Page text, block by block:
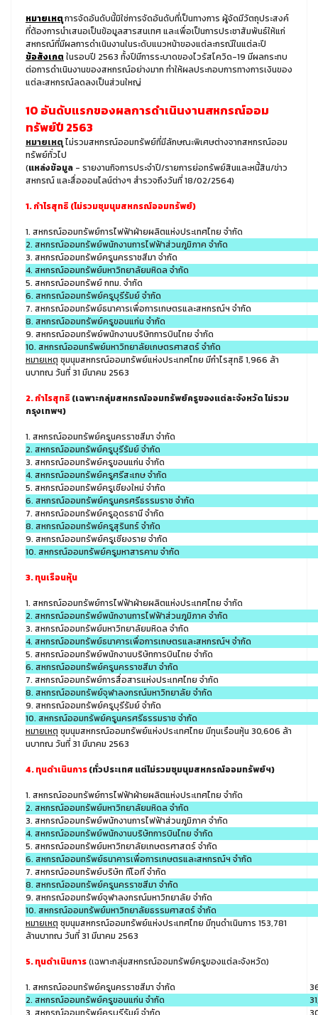
หมายเหตุการจัดอันดับนี้มิใช่การจัดอันดับที่เป็นทางการ ผู้จัดมีวัตถุประสงค์
ที่ต้องการนำเสนอเป็นข้อมูลสารสนเทศ และเพื่อเป็นการประชาสัมพันธ์ให้แก่
สหกรณ์ที่มีผลการดำเนินงานในระดับแนวหน้าของแต่ละกรณีในแต่ละปี
ข้อสังเกต ในรอบปี 2563 ทั้งปีมีการระบาดของไวรัสโควิด-19 มีผลกระทบ
ต่อการดำเนินงานของสหกรณ์อย่างมาก ทำให้ผลประกอบการทางการเงินของ
แต่ละสหกรณ์ลดลงเป็นส่วนใหญ่
10 อันดับแรกของผลการดำเนินงานสหกรณ์ออม
ทรัพย์ปี 2563
หมายเหตุไม่รวมสหกรณ์ออมทรัพย์ที่มีลักษณะพิเศษต่างจากสหกรณ์ออม
ทรัพย์ทั่วไป
(แหล่งข้อมูล - รายงานกิจการประจำปี/รายการย่อทรัพย์สินและหนี้สิน/ข่าว
สหกรณ์ และสื่อออนไลน์ต่างๆ สำรวจถึงวันที่ 18/02/2564)
1. กำไรสุทธิ (ไม่รวมชุมนุมสหกรณ์ออมทรัพย์)
1. สหกรณ์ออมทรัพย์การไฟฟ้าฝ่ายผลิตแห่งประเทศไทย จำกัด
2. สหกรณ์ออมทรัพย์พนักงานการไฟฟ้าส่วนภูมิภาค จำกัด
3. สหกรณ์ออมทรัพย์ครูนครราชสีมา จำกัด
4. สหกรณ์ออมทรัพย์มหาวิทยาลัยมหิดล จำกัด
5. สหกรณ์ออมทรัพย์ กทม. จำกัด
6. สหกรณ์ออมทรัพย์ครูบุรีรัมย์ จำกัด
7. สหกรณ์ออมทรัพย์ธนาคารเพื่อการเกษตรและสหกรณ์ฯ จำกัด
8. สหกรณ์ออมทรัพย์ครูขอนแก่น จำกัด
9. สหกรณ์ออมทรัพย์พนักงานบริษัทการบินไทย จำกัด
10. สหกรณ์ออมทรัพย์มหาวิทยาลัยเกษตรศาสตร์ จำกัด
หมายเหตุ ชุมนุมสหกรณ์ออมทรัพย์แห่งประเทศไทย มีกำไรสุทธิ 1,966 ล้า
นบาทณ วันที่ 31 มีนาคม 2563
2. กำไรสุทธิ (เฉพาะกลุ่มสหกรณ์ออมทรัพย์ครูของแต่ละจังหวัด ไม่รวม
กรุงเทพฯ)
1. สหกรณ์ออมทรัพย์ครูนครราชสีมา จำกัด
2. สหกรณ์ออมทรัพย์ครูบุรีรัมย์ จำกัด
3. สหกรณ์ออมทรัพย์ครูขอนแก่น จำกัด
4. สหกรณ์ออมทรัพย์ครูศรีสะเกษ จำกัด
5. สหกรณ์ออมทรัพย์ครูเชียงใหม่ จำกัด
6. สหกรณ์ออมทรัพย์ครูนครศรีธรรมราช จำกัด
7. สหกรณ์ออมทรัพย์ครูอุดรธานี จำกัด
8. สหกรณ์ออมทรัพย์ครูสุรินทร์ จำกัด
9. สหกรณ์ออมทรัพย์ครูเชียงราย จำกัด
10. สหกรณ์ออมทรัพย์ครูมหาสารคาม จำกัด
3. ทุนเรือนหุ้น
1. สหกรณ์ออมทรัพย์การไฟฟ้าฝ่ายผลิตแห่งประเทศไทย จำกัด
2. สหกรณ์ออมทรัพย์พนักงานการไฟฟ้าส่วนภูมิภาค จำกัด
3. สหกรณ์ออมทรัพย์มหาวิทยาลัยมหิดล จำกัด
4. สหกรณ์ออมทรัพย์ธนาคารเพื่อการเกษตรและสหกรณ์ฯ จำกัด
5. สหกรณ์ออมทรัพย์พนักงานบริษัทการบินไทย จำกัด
6. สหกรณ์ออมทรัพย์ครูนครราชสีมา จำกัด
7. สหกรณ์ออมทรัพย์การสื่อสารแห่งประเทศไทย จำกัด
8. สหกรณ์ออมทรัพย์จุฬาลงกรณ์มหาวิทยาลัย จำกัด
9. สหกรณ์ออมทรัพย์ครูบุรีรัมย์ จำกัด
10. สหกรณ์ออมทรัพย์ครูนครศรีธรรมราช จำกัด
หมายเหตุ ชุมนุมสหกรณ์ออมทรัพย์แห่งประเทศไทย มีทุนเรือนหุ้น 30,606 ล้า
นบาทณ วันที่ 31 มีนาคม 2563
4. ทุนดำเนินการ(ทั่วประเทศ แต่ไม่รวมชุมนุมสหกรณ์ออมทรัพย์ฯ)
1. สหกรณ์ออมทรัพย์การไฟฟ้าฝ่ายผลิตแห่งประเทศไทย จำกัด
2. สหกรณ์ออมทรัพย์มหาวิทยาลัยมหิดล จำกัด
3. สหกรณ์ออมทรัพย์พนักงานการไฟฟ้าส่วนภูมิภาค จำกัด
4. สหกรณ์ออมทรัพย์พนักงานบริษัทการบินไทย จำกัด
5. สหกรณ์ออมทรัพย์มหาวิทยาลัยเกษตรศาสตร์ จำกัด
6. สหกรณ์ออมทรัพย์ธนาคารเพื่อการเกษตรและสหกรณ์ฯ จำกัด
7. สหกรณ์ออมทรัพย์บริษัท ทีโอที จำกัด
8. สหกรณ์ออมทรัพย์ครูนครราชสีมา จำกัด
9. สหกรณ์ออมทรัพย์จุฬาลงกรณ์มหาวิทยาลัย จำกัด
10. สหกรณ์ออมทรัพย์มหาวิทยาลัยธรรมศาสตร์ จำกัด
หมายเหตุ ชุมนุมสหกรณ์ออมทรัพย์แห่งประเทศไทย มีทุนดำเนินการ 153,781
ล้านบาทณ วันที่ 31 มีนาคม 2563
5. ทุนดำเนินการ(เฉพาะกลุ่มสหกรณ์ออมทรัพย์ครูของแต่ละจังหวัด)
1. สหกรณ์ออมทรัพย์ครูนครราชสีมา จำกัด
2. สหกรณ์ออมทรัพย์ครูขอนแก่น จำกัด